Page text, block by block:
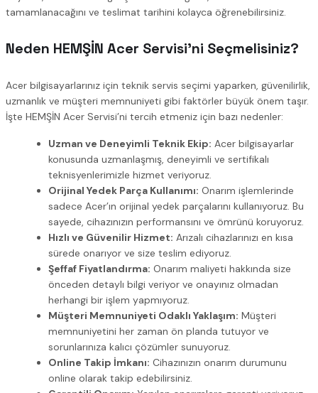
tamamlanacağını ve teslimat tarihini kolayca öğrenebilirsiniz.
Neden HEMŞİN Acer Servisi’ni Seçmelisiniz?
Acer bilgisayarlarınız için teknik servis seçimi yaparken, güvenilirlik,
uzmanlık ve müşteri memnuniyeti gibi faktörler büyük önem taşır.
İşte HEMŞİN Acer Servisi’ni tercih etmeniz için bazı nedenler:
Uzman ve Deneyimli Teknik Ekip: Acer bilgisayarlar
konusunda uzmanlaşmış, deneyimli ve sertifikalı
teknisyenlerimizle hizmet veriyoruz.
Orijinal Yedek Parça Kullanımı: Onarım işlemlerinde
sadece Acer’ın orijinal yedek parçalarını kullanıyoruz. Bu
sayede, cihazınızın performansını ve ömrünü koruyoruz.
Hızlı ve Güvenilir Hizmet: Arızalı cihazlarınızı en kısa
sürede onarıyor ve size teslim ediyoruz.
Şeffaf Fiyatlandırma: Onarım maliyeti hakkında size
önceden detaylı bilgi veriyor ve onayınız olmadan
herhangi bir işlem yapmıyoruz.
Müşteri Memnuniyeti Odaklı Yaklaşım: Müşteri
memnuniyetini her zaman ön planda tutuyor ve
sorunlarınıza kalıcı çözümler sunuyoruz.
Online Takip İmkanı: Cihazınızın onarım durumunu
online olarak takip edebilirsiniz.